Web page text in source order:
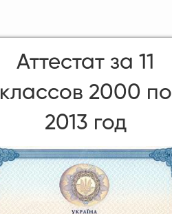
Аттестат за 11
классов 2000 по
2013 год